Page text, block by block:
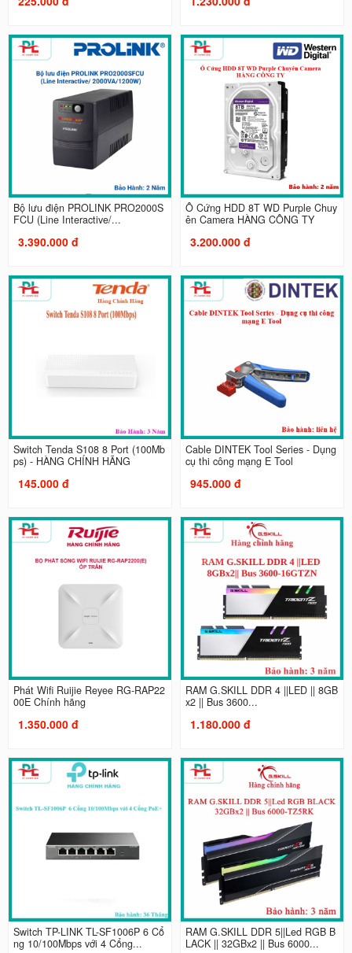
Bộ lưu điện PROLINK PRO2000S
FCU (Line Interactive/...
3.390.000 đ
Ổ Cứng HDD 8T WD Purple Chuy
ên Camera HÀNG CÔNG TY
3.200.000 đ
Switch Tenda S108 8 Port (100Mb
ps) - HÀNG CHÍNH HÃNG
145.000 đ
Cable DINTEK Tool Series - Dụng
cụ thi công mạng E Tool
945.000 đ
Phát Wifi Ruijie Reyee RG-RAP22
00E Chính hãng
1.350.000 đ
RAM G.SKILL DDR 4 ||LED || 8GB
x2 || Bus 3600...
1.180.000 đ
Switch TP-LINK TL-SF1006P 6 Cổ
ng 10/100Mbps với 4 Cổng...
RAM G.SKILL DDR 5||Led RGB B
LACK || 32GBx2 || Bus 6000...